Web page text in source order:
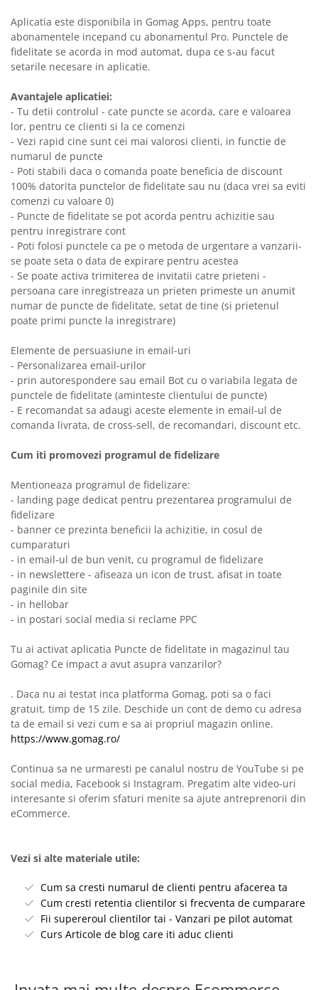
Aplicatia este disponibila in Gomag Apps, pentru toate
abonamentele incepand cu abonamentul Pro. Punctele de
fidelitate se acorda in mod automat, dupa ce s-au facut
setarile necesare in aplicatie.
Avantajele aplicatiei:
- Tu detii controlul - cate puncte se acorda, care e valoarea
lor, pentru ce clienti si la ce comenzi
- Vezi rapid cine sunt cei mai valorosi clienti, in functie de
numarul de puncte
- Poti stabili daca o comanda poate beneficia de discount
100% datorita punctelor de fidelitate sau nu (daca vrei sa eviti
comenzi cu valoare 0)
- Puncte de fidelitate se pot acorda pentru achizitie sau
pentru inregistrare cont
- Poti folosi punctele ca pe o metoda de urgentare a vanzarii-
se poate seta o data de expirare pentru acestea
- Se poate activa trimiterea de invitatii catre prieteni -
persoana care inregistreaza un prieten primeste un anumit
numar de puncte de fidelitate, setat de tine (si prietenul
poate primi puncte la inregistrare)
Elemente de persuasiune in email-uri
- Personalizarea email-urilor
- prin autorespondere sau email Bot cu o variabila legata de
punctele de fidelitate (aminteste clientului de puncte)
- E recomandat sa adaugi aceste elemente in email-ul de
comanda livrata, de cross-sell, de recomandari, discount etc.
Cum iti promovezi programul de fidelizare
Mentioneaza programul de fidelizare:
- landing page dedicat pentru prezentarea programului de
fidelizare
- banner ce prezinta beneficii la achizitie, in cosul de
cumparaturi
- in email-ul de bun venit, cu programul de fidelizare
- in newslettere - afiseaza un icon de trust, afisat in toate
paginile din site
- in hellobar
- in postari social media si reclame PPC
Tu ai activat aplicatia Puncte de fidelitate in magazinul tau
Gomag? Ce impact a avut asupra vanzarilor?
. Daca nu ai testat inca platforma Gomag, poti sa o faci
gratuit, timp de 15 zile. Deschide un cont de demo cu adresa
ta de email si vezi cum e sa ai propriul magazin online.
https://www.gomag.ro/
Continua sa ne urmaresti pe canalul nostru de YouTube si pe
social media, Facebook si Instagram. Pregatim alte video-uri
interesante si oferim sfaturi menite sa ajute antreprenorii din
eCommerce.
Vezi si alte materiale utile:
Cum sa cresti numarul de clienti pentru afacerea ta
Cum cresti retentia clientilor si frecventa de cumparare
Fii supereroul clientilor tai - Vanzari pe pilot automat
Curs Articole de blog care iti aduc clienti